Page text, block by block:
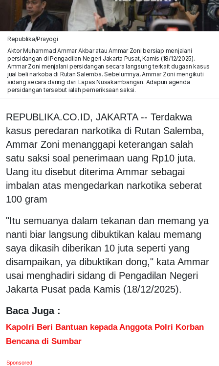
Republika/Prayogi
Aktor Muhammad Ammar Akbar atau Ammar Zoni bersiap menjalani
persidangan di Pengadilan Negeri Jakarta Pusat, Kamis (18/12/2025).
Ammar Zoni menjalani persidangan secara langsung terkait dugaan kasus
jual beli narkoba di Rutan Salemba. Sebelumnya, Ammar Zoni mengikuti
sidang secara daring dari Lapas Nusakambangan. Adapun agenda
persidangan tersebut ialah pemeriksaan saksi.
REPUBLIKA.CO.ID, JAKARTA -- Terdakwa
kasus peredaran narkotika di Rutan Salemba,
Ammar Zoni menanggapi keterangan salah
satu saksi soal penerimaan uang Rp10 juta.
Uang itu disebut diterima Ammar sebagai
imbalan atas mengedarkan narkotika seberat
100 gram
"Itu semuanya dalam tekanan dan memang ya
nanti biar langsung dibuktikan kalau memang
saya dikasih diberikan 10 juta seperti yang
disampaikan, ya dibuktikan dong," kata Ammar
usai menghadiri sidang di Pengadilan Negeri
Jakarta Pusat pada Kamis (18/12/2025).
Baca Juga :
Kapolri Beri Bantuan kepada Anggota Polri Korban
Bencana di Sumbar
Sponsored